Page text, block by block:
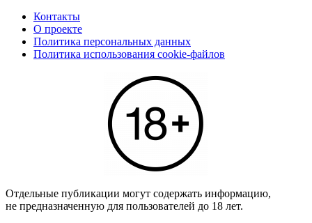
Контакты
О проекте
Политика персональных данных
Политика использования cookie-файлов
Отдельные публикации могут содержать информацию,
не предназначенную для пользователей до 18 лет.